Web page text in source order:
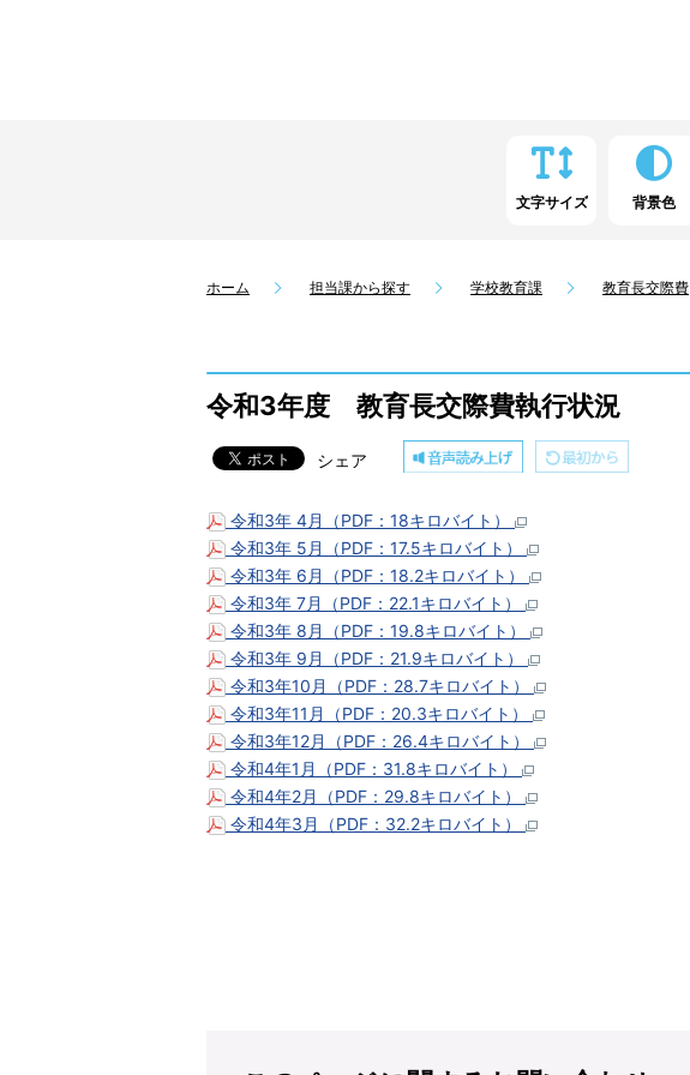
文字サイズ 背景色
ホーム 担当課から探す 学校教育課 教育長交際費
令和3年度 教育長交際費執行状況
シェア
令和3年 4月（PDF：18キロバイト）
令和3年 5月（PDF：17.5キロバイト）
令和3年 6月（PDF：18.2キロバイト）
令和3年 7月（PDF：22.1キロバイト）
令和3年 8月（PDF：19.8キロバイト）
令和3年 9月（PDF：21.9キロバイト）
令和3年10月（PDF：28.7キロバイト）
令和3年11月（PDF：20.3キロバイト）
令和3年12月（PDF：26.4キロバイト）
令和4年1月（PDF：31.8キロバイト）
令和4年2月（PDF：29.8キロバイト）
令和4年3月（PDF：32.2キロバイト）